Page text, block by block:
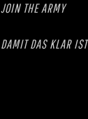
JOIN THE ARMY
DAMIT DAS KLAR IST